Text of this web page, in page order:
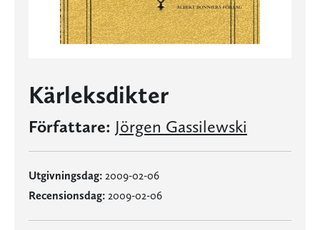
Kärleksdikter
Författare: Jörgen Gassilewski
Utgivningsdag: 2009-02-06
Recensionsdag: 2009-02-06